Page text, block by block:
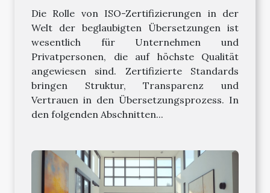
Die Rolle von ISO-Zertifizierungen in der
Welt der beglaubigten Übersetzungen ist
wesentlich für Unternehmen und
Privatpersonen, die auf höchste Qualität
angewiesen sind. Zertifizierte Standards
bringen Struktur, Transparenz und
Vertrauen in den Übersetzungsprozess. In
den folgenden Abschnitten...